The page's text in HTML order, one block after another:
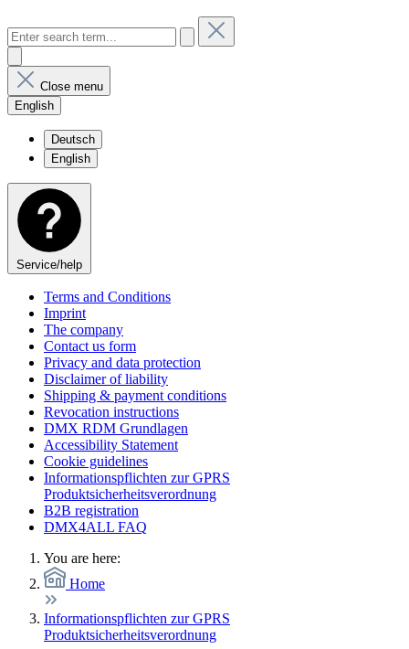
Close menu
English
Deutsch
English
Service/help
Terms and Conditions
Imprint
The company
Contact us form
Privacy and data protection
Disclaimer of liability
Shipping & payment conditions
Revocation instructions
DMX RDM Grundlagen
Accessibility Statement
Cookie guidelines
Informationspflichten zur GPRS
Produktsicherheitsverordnung
B2B registration
DMX4ALL FAQ
You are here:
Home
Informationspflichten zur GPRS
Produktsicherheitsverordnung